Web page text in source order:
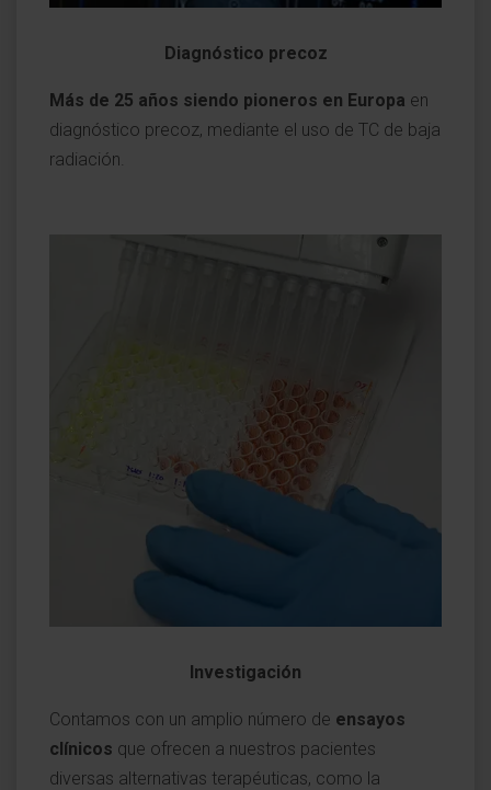
Diagnóstico precoz
Más de 25 años siendo pioneros en Europa en
diagnóstico precoz, mediante el uso de TC de baja
radiación.
Investigación
Contamos con un amplio número de ensayos
clínicos que ofrecen a nuestros pacientes
diversas alternativas terapéuticas, como la